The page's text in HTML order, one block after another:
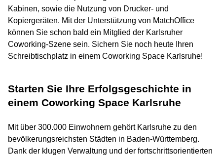
Kabinen, sowie die Nutzung von Drucker- und
Kopiergeräten. Mit der Unterstützung von MatchOffice
können Sie schon bald ein Mitglied der Karlsruher
Coworking-Szene sein. Sichern Sie noch heute Ihren
Schreibtischplatz in einem Coworking Space Karlsruhe!
Starten Sie Ihre Erfolgsgeschichte in
einem Coworking Space Karlsruhe
Mit über 300.000 Einwohnern gehört Karlsruhe zu den
bevölkerungsreichsten Städten in Baden-Württemberg.
Dank der klugen Verwaltung und der fortschrittsorientierten